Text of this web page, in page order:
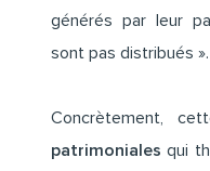
générés par leur
sont pas distribués ».
Concrètement,
patrimonialesqui